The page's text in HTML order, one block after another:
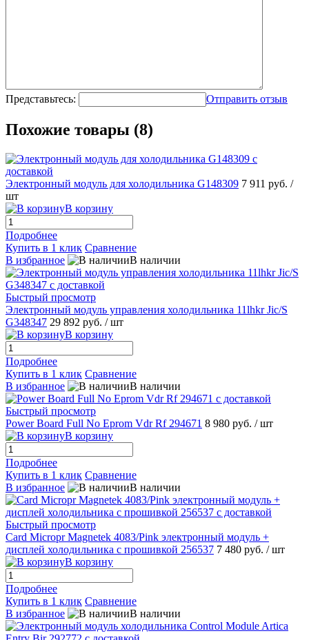
Представьтесь: Отправить отзыв
Похожие товары (8)
Электронный модуль для холодильника G148309 7 911 руб. /
шт
В корзину
Подробнее
Купить в 1 клик Сравнение
В избранное
В наличии
Быстрый просмотр
Электронный модуль управления холодильника 11lhkr Jic/S
G348347 29 892 руб. / шт
В корзину
Подробнее
Купить в 1 клик Сравнение
В избранное
В наличии
Быстрый просмотр
Power Board Full No Eprom Vdr Rf 294671 8 980 руб. / шт
В корзину
Подробнее
Купить в 1 клик Сравнение
В избранное
В наличии
Быстрый просмотр
Сard Micropr Magnetek 4083/Pink электронный модуль +
дисплей холодильника с прошивкой 256537 7 480 руб. / шт
В корзину
Подробнее
Купить в 1 клик Сравнение
В избранное
В наличии